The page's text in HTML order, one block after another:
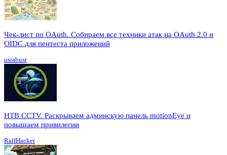
Чек-лист по OAuth. Собираем все техники атак на OAuth 2.0 и
OIDC для пентеста приложений
usrabusr
HTB CCTV. Раскрываем админскую панель motionEye и
повышаем привилегии
RalfHacker